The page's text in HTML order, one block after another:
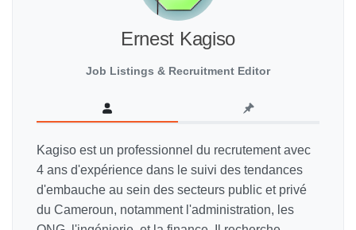
Ernest Kagiso
Job Listings & Recruitment Editor
Kagiso est un professionnel du recrutement avec
4 ans d'expérience dans le suivi des tendances
d'embauche au sein des secteurs public et privé
du Cameroun, notamment l'administration, les